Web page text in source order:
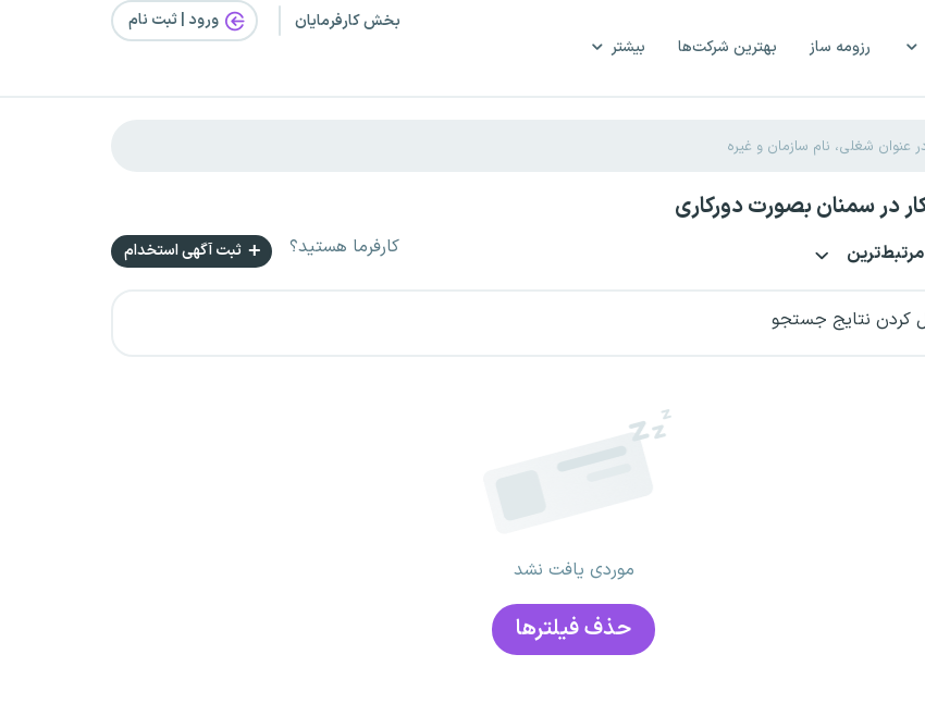
رزومه ساز بهترین شرکت‌ها بیشتر
بخش کارفرمایان ورود | ثبت‌ نام
در سمنان بصورت دورکاری
مرتبط‌ترین کارفرما هستید؟ ثبت آگهی استخدام
کردن نتایج جستجو
موردی یافت نشد
حذف فیلتر‌ها